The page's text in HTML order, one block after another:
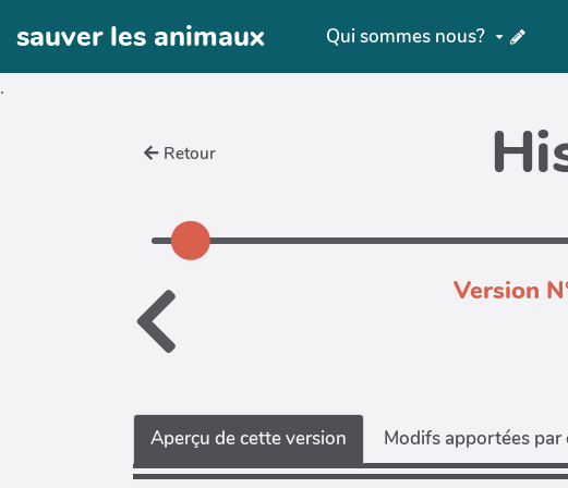
Aller au contenu principal
sauver les animaux Qui sommes nous?
.
Retour
Version
Aperçu de cette version Modifs apportées par